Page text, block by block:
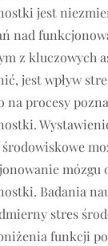
jest
nad
z kluczowych
jest wpływ
na procesy
mózgu
Badania
stres
funkcji